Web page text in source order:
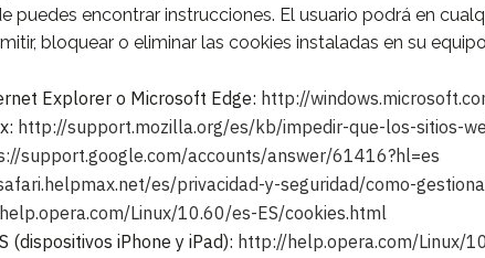
puedes encontrar instrucciones. El usuario podrá en
bloquear o eliminar las cookies instaladas en su
Explorer o Microsoft Edge: http://
http://support.mozilla.org/es/kb/impedir-que-los-sitios-
support.google.com/accounts/answer/61416?hl=es
es/privacidad-y-seguridad/como-
Linux/10.60/es-ES/cookies.html
(dispositivos iPhone y iPad): http://help.opera.com/Linux/